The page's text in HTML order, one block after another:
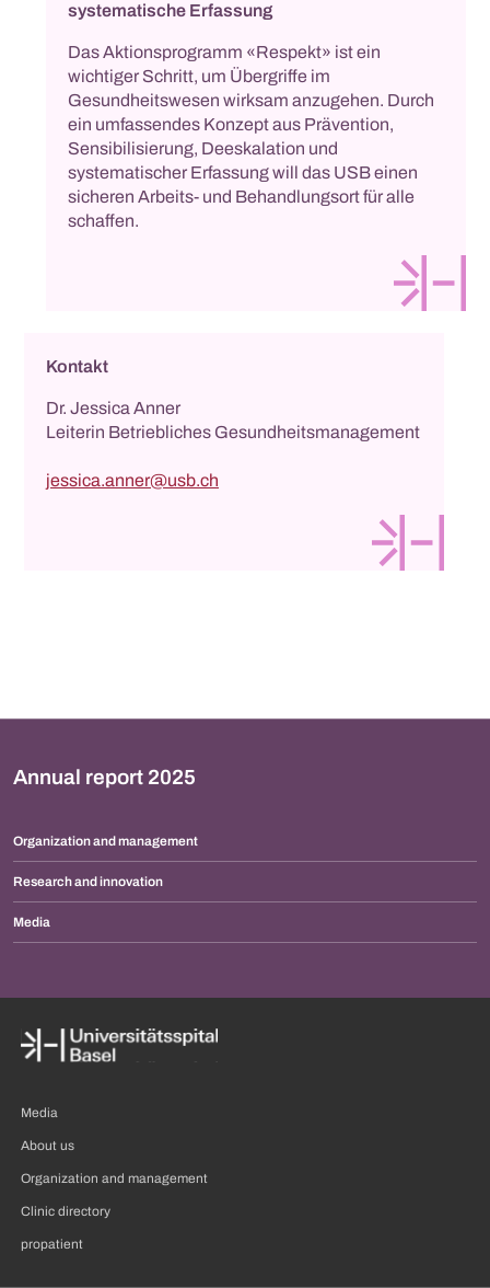
systematische Erfassung
Das Aktionsprogramm «Respekt» ist ein
wichtiger Schritt, um Übergriffe im
Gesundheitswesen wirksam anzugehen. Durch
ein umfassendes Konzept aus Prävention,
Sensibilisierung, Deeskalation und
systematischer Erfassung will das USB einen
sicheren Arbeits- und Behandlungsort für alle
schaffen.
Kontakt
Dr. Jessica Anner
Leiterin Betriebliches Gesundheitsmanagement
jessica.anner@usb.ch
Annual report 2025
Organization and management
Research and innovation
Media
Media
About us
Organization and management
Clinic directory
propatient